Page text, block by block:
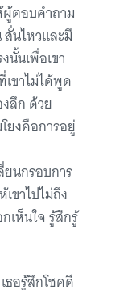
ตอบคำถาม
นไหวและมี
นั้นเพื่อเขา
เขาไม่ได้พูด
ลึก ด้วย
ยงคือการอยู่
นกรอบการ
ขาไปไม่ถึง
เห็นใจ รู้สึกรู้
ธอรู้สึกโชคดี